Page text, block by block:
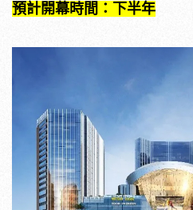
預計開幕時間：下半年